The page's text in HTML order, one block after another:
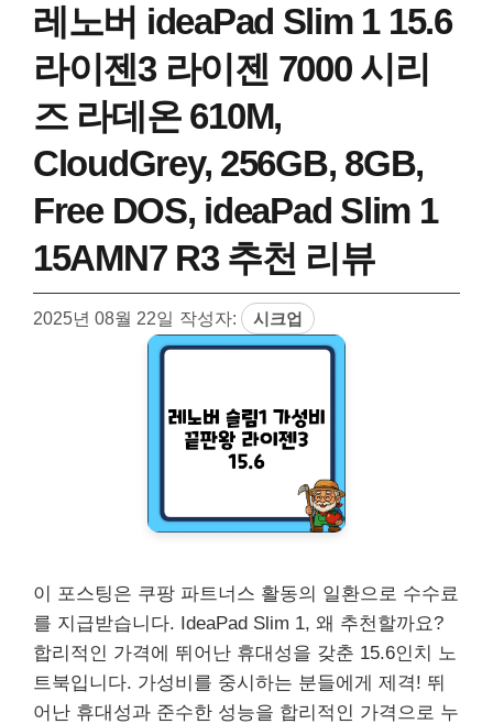
레노버 ideaPad Slim 1 15.6
라이젠3 라이젠 7000 시리
즈 라데온 610M,
CloudGrey, 256GB, 8GB,
Free DOS, ideaPad Slim 1
15AMN7 R3 추천 리뷰
2025년 08월 22일 작성자: 시크업
이 포스팅은 쿠팡 파트너스 활동의 일환으로 수수료
를 지급받습니다. IdeaPad Slim 1, 왜 추천할까요?
합리적인 가격에 뛰어난 휴대성을 갖춘 15.6인치 노
트북입니다. 가성비를 중시하는 분들에게 제격! 뛰
어난 휴대성과 준수한 성능을 합리적인 가격으로 누